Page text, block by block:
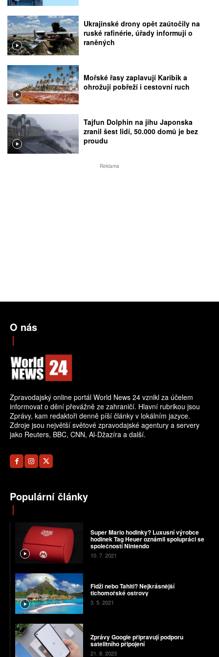
Ukrajinské drony opět zaútočily na
ruské rafinérie, úřady informují o
raněných
Mořské řasy zaplavují Karibik a
ohrožují pobřeží i cestovní ruch
Tajfun Dolphin na jihu Japonska
zranil šest lidí, 50.000 domů je bez
proudu
Reklama
O nás
Zpravodajský online portál World News 24 vznikl za účelem
informovat o dění převážně ze zahraničí. Hlavní rubrikou jsou
Zprávy, kam redaktoři denně píší články v lokálním jazyce.
Zdroje jsou největší světové zpravodajské agentury a servery
jako Reuters, BBC, CNN, Al-Džazíra a další.
Populární články
Super Mario hodinky? Luxusní výrobce
hodinek Tag Heuer oznámil spolupráci se
společností Nintendo
10. 7. 2021
Fidži nebo Tahiti? Nejkrásnější
tichomořské ostrovy
3. 5. 2021
Zprávy Google připravují podporu
satelitního připojení
21. 8. 2023